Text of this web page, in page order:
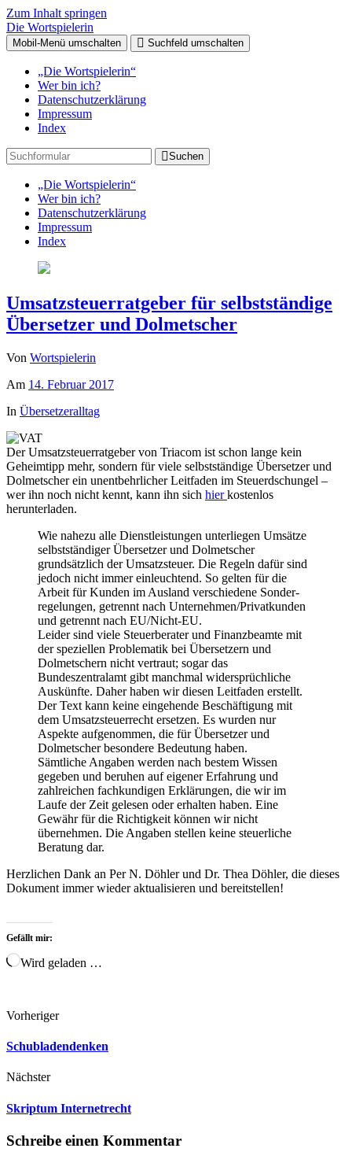
Zum Inhalt springen
Die Wortspielerin
Mobil-Menü umschalten Suchfeld umschalten
„Die Wortspielerin“
Wer bin ich?
Datenschutzerklärung
Impressum
Index
Suchen
„Die Wortspielerin“
Wer bin ich?
Datenschutzerklärung
Impressum
Index
Umsatzsteuerratgeber für selbstständige
Übersetzer und Dolmetscher
Von Wortspielerin
Am 14. Februar 2017
In Übersetzeralltag
Der Umsatzsteuerratgeber von Triacom ist schon lange kein
Geheimtipp mehr, sondern für viele selbstständige Übersetzer und
Dolmetscher ein unentbehrlicher Leitfaden im Steuerdschungel –
wer ihn noch nicht kennt, kann ihn sich hier kostenlos
herunterladen.
Wie nahezu alle Dienstleistungen unterliegen Umsätze
selbstständiger Übersetzer und Dolmetscher
grundsätzlich der Umsatzsteuer. Die Regeln dafür sind
jedoch nicht immer einleuchtend. So gelten für die
Arbeit für Kunden im Ausland verschiedene Sonder­
regelungen, getrennt nach Unternehmen/Privatkunden
und getrennt nach EU/Nicht-EU.
Leider sind viele Steuerberater und Finanzbeamte mit
der speziellen Problematik bei Übersetzern und
Dolmetschern nicht vertraut; sogar das
Bundeszentralamt gibt manchmal widersprüchliche
Auskünfte. Daher haben wir diesen Leitfaden erstellt.
Der Text kann keine eingehende Beschäftigung mit
dem Umsatzsteuerrecht ersetzen. Es wurden nur
Aspekte aufgenommen, die für Übersetzer und
Dolmetscher besondere Bedeutung haben.
Sämtliche Angaben werden nach bestem Wissen
gegeben und beruhen auf eigener Erfahrung und
zahlreichen fachkundigen Erklärungen, die wir im
Laufe der Zeit gelesen oder erhalten haben. Eine
Gewähr für die Richtigkeit können wir nicht
übernehmen. Die Angaben stellen keine steuerliche
Beratung dar.
Herzlichen Dank an Per N. Döhler und Dr. Thea Döhler, die dieses
Dokument immer wieder aktualisieren und bereitstellen!
Gefällt mir:
Wird geladen …
Vorheriger
Schubladendenken
Nächster
Skriptum Internetrecht
Schreibe einen Kommentar